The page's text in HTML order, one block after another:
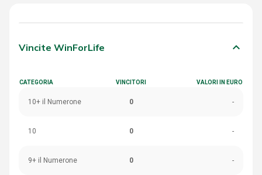
Vincite WinForLife keyboard_arrow_down
CATEGORIA VINCITORI VALORI IN EURO
10+ il Numerone 0 -
10 0 -
9+ il Numerone 0 -